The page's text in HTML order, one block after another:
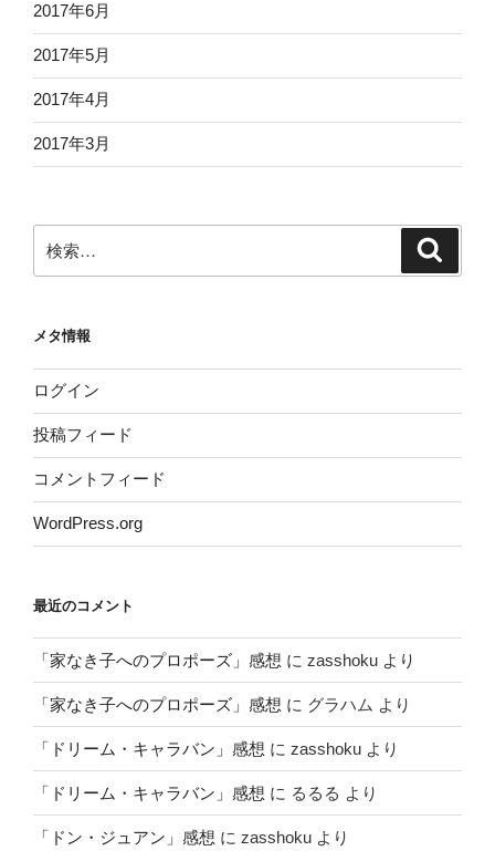
2017年6月
2017年5月
2017年4月
2017年3月
索:
メタ情報
ログイン
投稿フィード
コメントフィード
WordPress.org
最近のコメント
「家なき子へのプロポーズ」感想 に zasshoku より
「家なき子へのプロポーズ」感想 に グラハム より
「ドリーム・キャラバン」感想 に zasshoku より
「ドリーム・キャラバン」感想 に るるる より
「ドン・ジュアン」感想 に zasshoku より